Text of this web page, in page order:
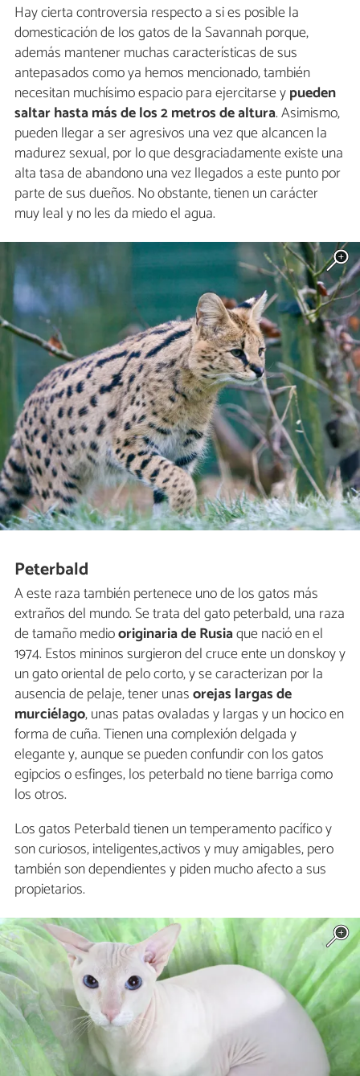
Hay cierta controversia respecto a si es posible la
domesticación de los gatos de la Savannah porque,
además mantener muchas características de sus
antepasados como ya hemos mencionado, también
necesitan muchísimo espacio para ejercitarse ypueden
saltar hasta más de los 2 metros de altura. Asimismo,
pueden llegar a ser agresivos una vez que alcancen la
madurez sexual, por lo que desgraciadamente existe una
alta tasa de abandono una vez llegados a este punto por
parte de sus dueños. No obstante, tienen un carácter
muy leal y no les da miedo el agua.
Peterbald
A este raza también pertenece uno de los gatos más
extraños del mundo. Se trata del gato peterbald, una raza
de tamaño mediooriginaria de Rusiaque nació en el
1974. Estos mininos surgieron del cruce ente un donskoy y
un gato oriental de pelo corto, y se caracterizan por la
ausencia de pelaje, tener unasorejas largas de
murciélago, unas patas ovaladas y largas y un hocico en
forma de cuña. Tienen una complexión delgada y
elegante y, aunque se pueden confundir con los gatos
egipcios o esfinges, los peterbald no tiene barriga como
los otros.
Los gatos Peterbald tienen un temperamento pacífico y
son curiosos, inteligentes,activos y muy amigables, pero
también son dependientes y piden mucho afecto a sus
propietarios.